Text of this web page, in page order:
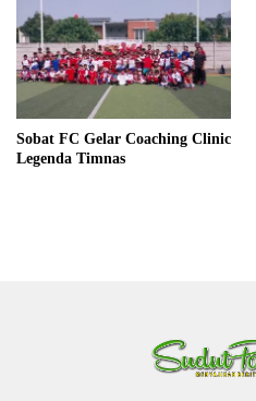
Sobat FC Gelar Coaching Clinic
Legenda Timnas